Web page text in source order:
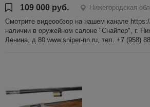
109 000 руб.
Нижегородская
Смотрите видеообзор на нашем канале
наличии в оружейном салоне "Снайпер", г.
Ленина, д.80 www.sniper-nn.ru, тел. +7 (958)